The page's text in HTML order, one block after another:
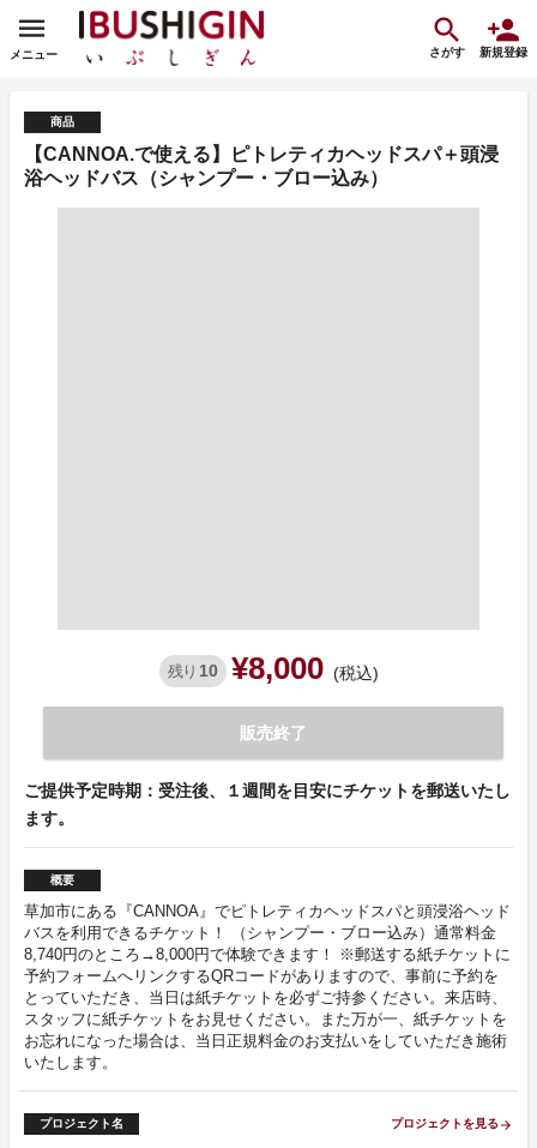
メニュー さがす 新規登録
商品
【CANNOA.で使える】ピトレティカヘッドスパ＋頭浸
浴ヘッドバス（シャンプー・ブロー込み）
残り 10 ¥8,000 (税込)
販売終了
ご提供予定時期：受注後、１週間を目安にチケットを郵送いたし
ます。
概要
草加市にある『CANNOA』でピトレティカヘッドスパと頭浸浴ヘッド
バスを利用できるチケット！ （シャンプー・ブロー込み）通常料金
8,740円のところ→8,000円で体験できます！ ※郵送する紙チケットに
予約フォームへリンクするQRコードがありますので、事前に予約を
とっていただき、当日は紙チケットを必ずご持参ください。来店時、
スタッフに紙チケットをお見せください。また万が一、紙チケットを
お忘れになった場合は、当日正規料金のお支払いをしていただき施術
いたします。
プロジェクト名 プロジェクトを見る arrow_forward